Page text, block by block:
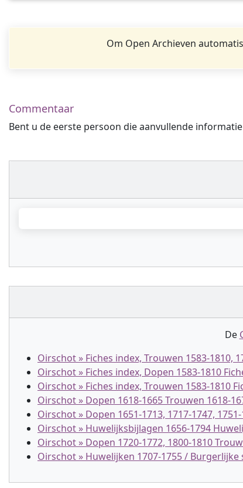
Om Open Archieven
Commentaar
Bent u de eerste persoon die aanvullende
De
Oirschot » Fiches index, Trouwen 1583-1810,
Oirschot » Fiches index, Dopen 1583-1810
Oirschot » Fiches index, Trouwen 1583-1810
Oirschot » Dopen 1618-1665 Trouwen 1618-
Oirschot » Dopen 1651-1713, 1717-1747,
Oirschot » Huwelijksbijlagen 1656-1794
Oirschot » Dopen 1720-1772, 1800-1810
Oirschot » Huwelijken 1707-1755 / Burgerlijke